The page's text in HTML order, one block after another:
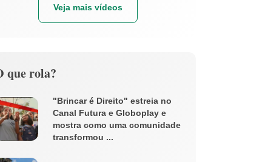
Veja mais vídeos
que rola?
"Brincar é Direito" estreia no
Canal Futura e Globoplay e
mostra como uma comunidade
transformou ...